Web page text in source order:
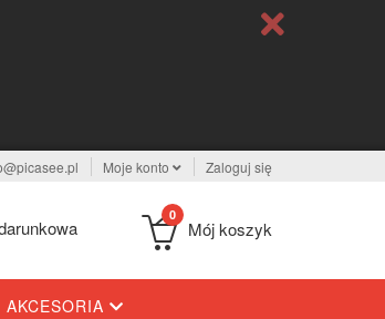
Moje konto Zaloguj się
0
Mój koszyk
AKCESORIA